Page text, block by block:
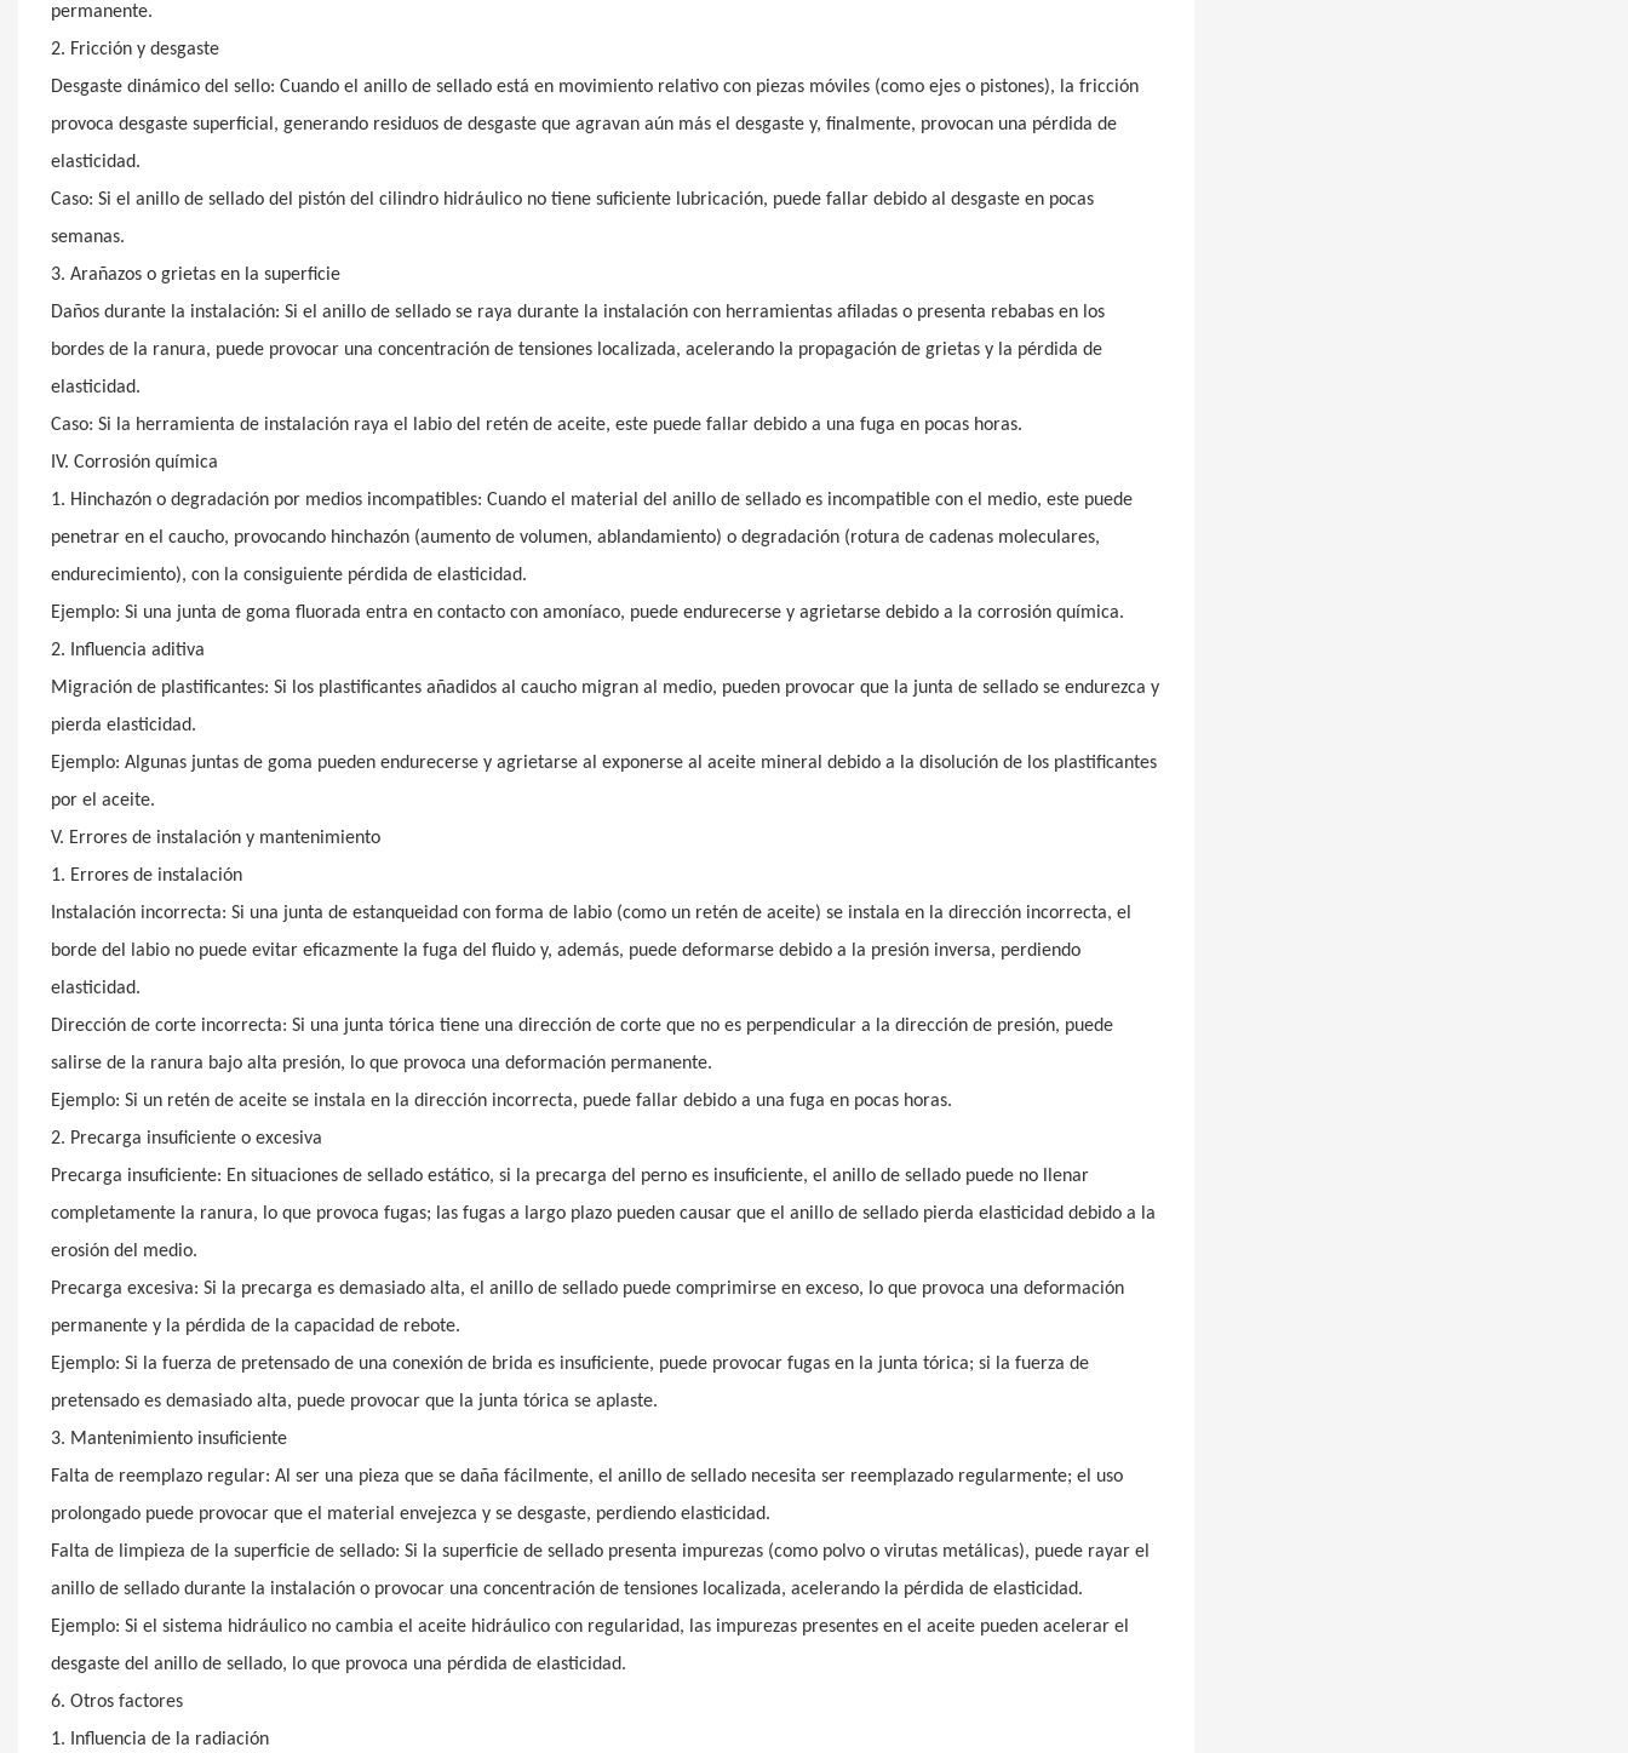
permanente.
2. Fricción y desgaste
Desgaste dinámico del sello: Cuando el anillo de sellado está en movimiento relativo con piezas móviles (como ejes o pistones), la fricción
provoca desgaste superficial, generando residuos de desgaste que agravan aún más el desgaste y, finalmente, provocan una pérdida de
elasticidad.
Caso: Si el anillo de sellado del pistón del cilindro hidráulico no tiene suficiente lubricación, puede fallar debido al desgaste en pocas
semanas.
3. Arañazos o grietas en la superficie
Daños durante la instalación: Si el anillo de sellado se raya durante la instalación con herramientas afiladas o presenta rebabas en los
bordes de la ranura, puede provocar una concentración de tensiones localizada, acelerando la propagación de grietas y la pérdida de
elasticidad.
Caso: Si la herramienta de instalación raya el labio del retén de aceite, este puede fallar debido a una fuga en pocas horas.
IV. Corrosión química
1. Hinchazón o degradación por medios incompatibles: Cuando el material del anillo de sellado es incompatible con el medio, este puede
penetrar en el caucho, provocando hinchazón (aumento de volumen, ablandamiento) o degradación (rotura de cadenas moleculares,
endurecimiento), con la consiguiente pérdida de elasticidad.
Ejemplo: Si una junta de goma fluorada entra en contacto con amoníaco, puede endurecerse y agrietarse debido a la corrosión química.
2. Influencia aditiva
Migración de plastificantes: Si los plastificantes añadidos al caucho migran al medio, pueden provocar que la junta de sellado se endurezca y
pierda elasticidad.
Ejemplo: Algunas juntas de goma pueden endurecerse y agrietarse al exponerse al aceite mineral debido a la disolución de los plastificantes
por el aceite.
V. Errores de instalación y mantenimiento
1. Errores de instalación
Instalación incorrecta: Si una junta de estanqueidad con forma de labio (como un retén de aceite) se instala en la dirección incorrecta, el
borde del labio no puede evitar eficazmente la fuga del fluido y, además, puede deformarse debido a la presión inversa, perdiendo
elasticidad.
Dirección de corte incorrecta: Si una junta tórica tiene una dirección de corte que no es perpendicular a la dirección de presión, puede
salirse de la ranura bajo alta presión, lo que provoca una deformación permanente.
Ejemplo: Si un retén de aceite se instala en la dirección incorrecta, puede fallar debido a una fuga en pocas horas.
2. Precarga insuficiente o excesiva
Precarga insuficiente: En situaciones de sellado estático, si la precarga del perno es insuficiente, el anillo de sellado puede no llenar
completamente la ranura, lo que provoca fugas; las fugas a largo plazo pueden causar que el anillo de sellado pierda elasticidad debido a la
erosión del medio.
Precarga excesiva: Si la precarga es demasiado alta, el anillo de sellado puede comprimirse en exceso, lo que provoca una deformación
permanente y la pérdida de la capacidad de rebote.
Ejemplo: Si la fuerza de pretensado de una conexión de brida es insuficiente, puede provocar fugas en la junta tórica; si la fuerza de
pretensado es demasiado alta, puede provocar que la junta tórica se aplaste.
3. Mantenimiento insuficiente
Falta de reemplazo regular: Al ser una pieza que se daña fácilmente, el anillo de sellado necesita ser reemplazado regularmente; el uso
prolongado puede provocar que el material envejezca y se desgaste, perdiendo elasticidad.
Falta de limpieza de la superficie de sellado: Si la superficie de sellado presenta impurezas (como polvo o virutas metálicas), puede rayar el
anillo de sellado durante la instalación o provocar una concentración de tensiones localizada, acelerando la pérdida de elasticidad.
Ejemplo: Si el sistema hidráulico no cambia el aceite hidráulico con regularidad, las impurezas presentes en el aceite pueden acelerar el
desgaste del anillo de sellado, lo que provoca una pérdida de elasticidad.
6. Otros factores
1. Influencia de la radiación